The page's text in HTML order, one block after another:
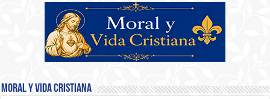
Moral y Vida Cristiana